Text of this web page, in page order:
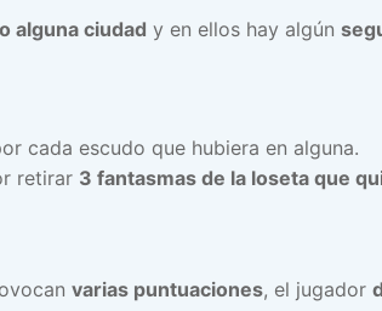
alguna ciudad y en ellos hay algún
cada escudo que hubiera en alguna.
retirar 3 fantasmas de la loseta que
varias puntuaciones, el jugador